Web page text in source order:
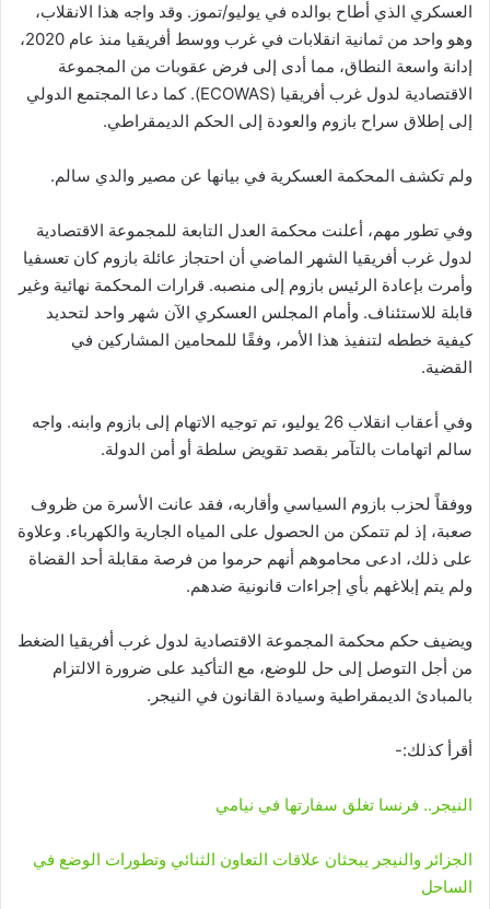
العسكري الذي أطاح بوالده في يوليو/تموز. وقد واجه هذا الانقلاب،
وهو واحد من ثمانية انقلابات في غرب ووسط أفريقيا منذ عام 2020،
إدانة واسعة النطاق، مما أدى إلى فرض عقوبات من المجموعة
الاقتصادية لدول غرب أفريقيا (ECOWAS). كما دعا المجتمع الدولي
إلى إطلاق سراح بازوم والعودة إلى الحكم الديمقراطي.
ولم تكشف المحكمة العسكرية في بيانها عن مصير والدي سالم.
وفي تطور مهم، أعلنت محكمة العدل التابعة للمجموعة الاقتصادية
لدول غرب أفريقيا الشهر الماضي أن احتجاز عائلة بازوم كان تعسفيا
وأمرت بإعادة الرئيس بازوم إلى منصبه. قرارات المحكمة نهائية وغير
قابلة للاستئناف. وأمام المجلس العسكري الآن شهر واحد لتحديد
كيفية خططه لتنفيذ هذا الأمر، وفقًا للمحامين المشاركين في
القضية.
وفي أعقاب انقلاب 26 يوليو، تم توجيه الاتهام إلى بازوم وابنه. واجه
سالم اتهامات بالتآمر بقصد تقويض سلطة أو أمن الدولة.
ووفقاً لحزب بازوم السياسي وأقاربه، فقد عانت الأسرة من ظروف
صعبة، إذ لم تتمكن من الحصول على المياه الجارية والكهرباء. وعلاوة
على ذلك، ادعى محاموهم أنهم حرموا من فرصة مقابلة أحد القضاة
ولم يتم إبلاغهم بأي إجراءات قانونية ضدهم.
ويضيف حكم محكمة المجموعة الاقتصادية لدول غرب أفريقيا الضغط
من أجل التوصل إلى حل للوضع، مع التأكيد على ضرورة الالتزام
بالمبادئ الديمقراطية وسيادة القانون في النيجر.
أقرأ كذلك:-
النيجر.. فرنسا تغلق سفارتها في نيامي
الجزائر والنيجر يبحثان علاقات التعاون الثنائي وتطورات الوضع في
الساحل